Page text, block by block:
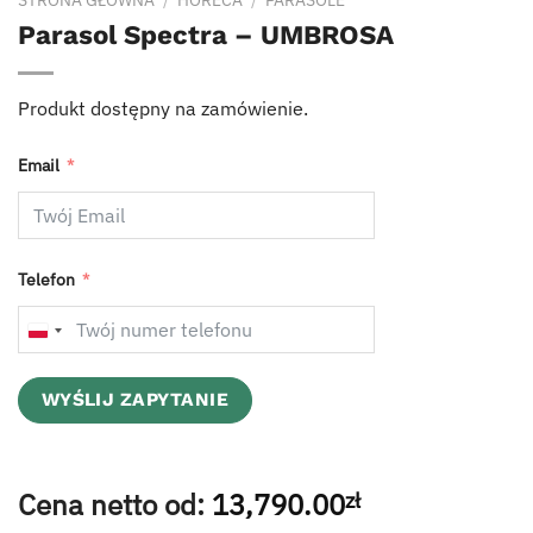
Parasol Spectra – UMBROSA
Produkt dostępny na zamówienie.
Email
Telefon
POLAND
WYŚLIJ ZAPYTANIE
Cena netto od: 13,790.00zł